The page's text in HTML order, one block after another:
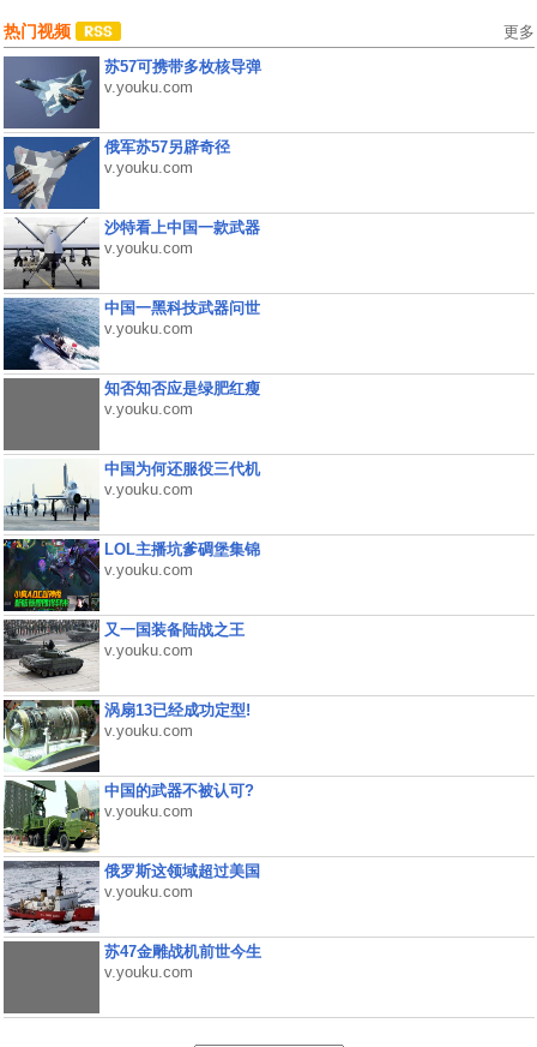
热门视频 更多
苏57可携带多枚核导弹
v.youku.com
俄军苏57另辟奇径
v.youku.com
沙特看上中国一款武器
v.youku.com
中国一黑科技武器问世
v.youku.com
知否知否应是绿肥红瘦
v.youku.com
中国为何还服役三代机
v.youku.com
LOL主播坑爹碉堡集锦
v.youku.com
又一国装备陆战之王
v.youku.com
涡扇13已经成功定型!
v.youku.com
中国的武器不被认可?
v.youku.com
俄罗斯这领域超过美国
v.youku.com
苏47金雕战机前世今生
v.youku.com